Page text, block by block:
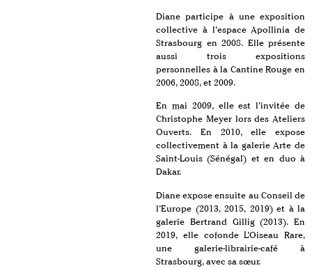
Diane participe à une exposition
collective à l’espace Apollinia de
Strasbourg en 2008. Elle présente
aussi trois expositions
personnelles à la Cantine Rouge en
2006, 2008, et 2009.
En mai 2009, elle est l’invitée de
Christophe Meyer lors des Ateliers
Ouverts. En 2010, elle expose
collectivement à la galerie Arte de
Saint-Louis (Sénégal) et en duo à
Dakar.
Diane expose ensuite au Conseil de
l’Europe (2013, 2015, 2019) et à la
galerie Bertrand Gillig (2013). En
2019, elle cofonde L’Oiseau Rare,
une galerie-librairie-café à
Strasbourg, avec sa sœur.